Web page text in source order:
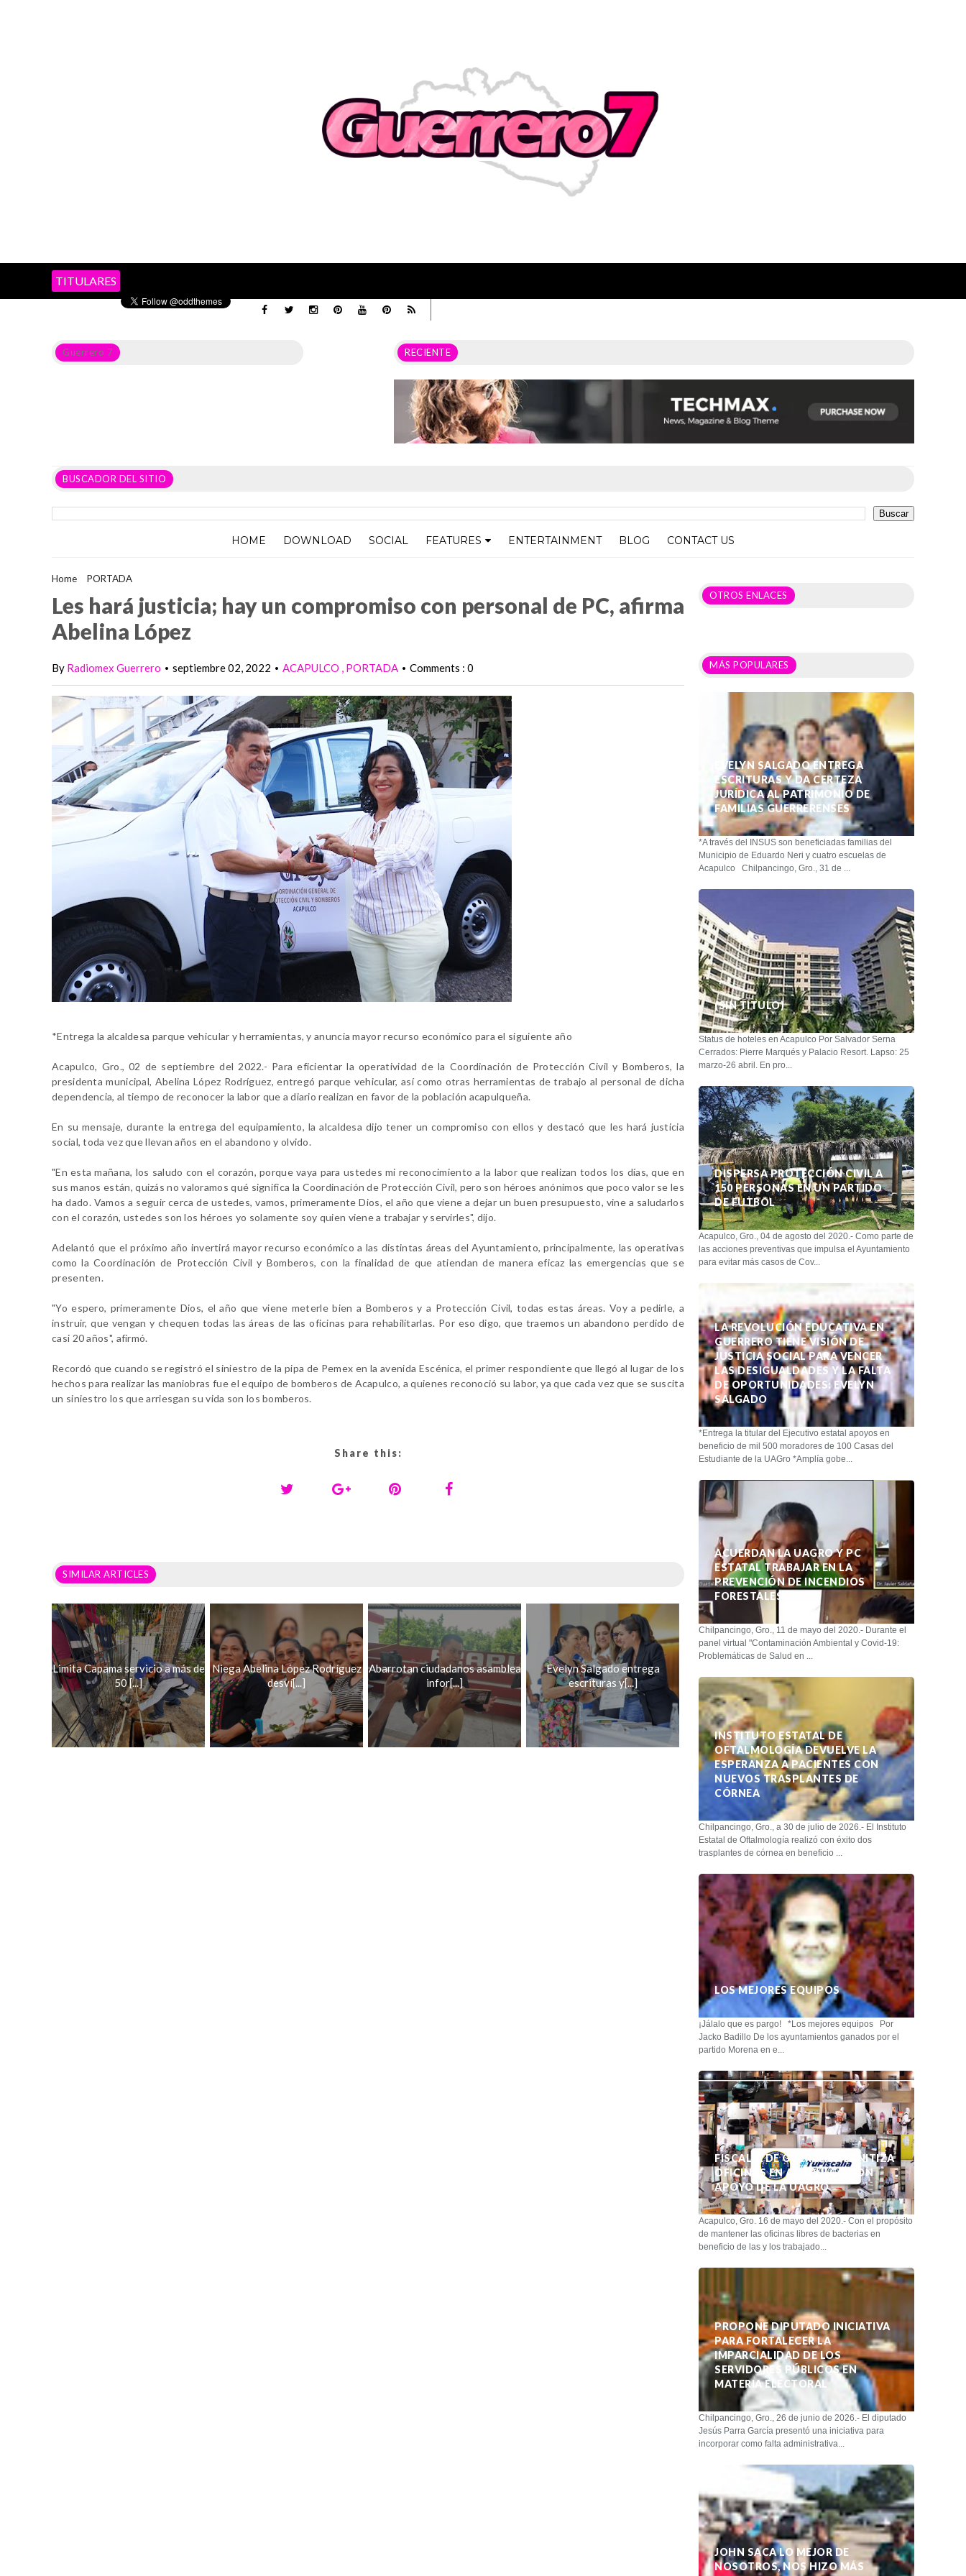
TITULARES
Guerrero 7 RECIENTE
BUSCADOR DEL SITIO
HOME DOWNLOAD SOCIAL FEATURES ENTERTAINMENT BLOG CONTACT US
Home PORTADA
Les hará justicia; hay un compromiso con personal de PC, afirma
Abelina López
By Radiomex Guerrero • septiembre 02, 2022 • ACAPULCO PORTADA • Comments : 0
*Entrega la alcaldesa parque vehicular y herramientas, y anuncia mayor recurso económico para el siguiente año
Acapulco, Gro., 02 de septiembre del 2022.- Para eficientar la operatividad de la Coordinación de Protección Civil y Bomberos, la
presidenta municipal, Abelina López Rodríguez, entregó parque vehicular, así como otras herramientas de trabajo al personal de dicha
dependencia, al tiempo de reconocer la labor que a diario realizan en favor de la población acapulqueña.
En su mensaje, durante la entrega del equipamiento, la alcaldesa dijo tener un compromiso con ellos y destacó que les hará justicia
social, toda vez que llevan años en el abandono y olvido.
"En esta mañana, los saludo con el corazón, porque vaya para ustedes mi reconocimiento a la labor que realizan todos los días, que en
sus manos están, quizás no valoramos qué significa la Coordinación de Protección Civil, pero son héroes anónimos que poco valor se les
ha dado. Vamos a seguir cerca de ustedes, vamos, primeramente Dios, el año que viene a dejar un buen presupuesto, vine a saludarlos
con el corazón, ustedes son los héroes yo solamente soy quien viene a trabajar y servirles", dijo.
Adelantó que el próximo año invertirá mayor recurso económico a las distintas áreas del Ayuntamiento, principalmente, las operativas
como la Coordinación de Protección Civil y Bomberos, con la finalidad de que atiendan de manera eficaz las emergencias que se
presenten.
"Yo espero, primeramente Dios, el año que viene meterle bien a Bomberos y a Protección Civil, todas estas áreas. Voy a pedirle, a
instruir, que vengan y chequen todas las áreas de las oficinas para rehabilitarlas. Por eso digo, que traemos un abandono perdido de
casi 20 años", afirmó.
Recordó que cuando se registró el siniestro de la pipa de Pemex en la avenida Escénica, el primer respondiente que llegó al lugar de los
hechos para realizar las maniobras fue el equipo de bomberos de Acapulco, a quienes reconoció su labor, ya que cada vez que se suscita
un siniestro los que arriesgan su vida son los bomberos.
Share this:
SIMILAR ARTICLES
Limita Capama servicio a más de
50 [...]
Niega Abelina López Rodríguez
desví[...]
Abarrotan ciudadanos asamblea
infor[...]
Evelyn Salgado entrega
escrituras y[...]
OTROS ENLACES
MÁS POPULARES
EVELYN SALGADO ENTREGA
ESCRITURAS Y DA CERTEZA
JURÍDICA AL PATRIMONIO DE
FAMILIAS GUERRERENSES
*A través del INSUS son beneficiadas familias del
Municipio de Eduardo Neri y cuatro escuelas de
Acapulco Chilpancingo, Gro., 31 de ...
(SIN TÍTULO)
Status de hoteles en Acapulco Por Salvador Serna
Cerrados: Pierre Marqués y Palacio Resort. Lapso: 25
marzo-26 abril. En pro...
DISPERSA PROTECCIÓN CIVIL A
150 PERSONAS EN UN PARTIDO
DE FUTBOL
Acapulco, Gro., 04 de agosto del 2020.- Como parte de
las acciones preventivas que impulsa el Ayuntamiento
para evitar más casos de Cov...
LA REVOLUCIÓN EDUCATIVA EN
GUERRERO TIENE VISIÓN DE
JUSTICIA SOCIAL PARA VENCER
LAS DESIGUALDADES Y LA FALTA
DE OPORTUNIDADES: EVELYN
SALGADO
*Entrega la titular del Ejecutivo estatal apoyos en
beneficio de mil 500 moradores de 100 Casas del
Estudiante de la UAGro *Amplía gobe...
ACUERDAN LA UAGRO Y PC
ESTATAL TRABAJAR EN LA
PREVENCIÓN DE INCENDIOS
FORESTALES
Chilpancingo, Gro., 11 de mayo del 2020.- Durante el
panel virtual "Contaminación Ambiental y Covid-19:
Problemáticas de Salud en ...
INSTITUTO ESTATAL DE
OFTALMOLOGÍA DEVUELVE LA
ESPERANZA A PACIENTES CON
NUEVOS TRASPLANTES DE
CÓRNEA
Chilpancingo, Gro., a 30 de julio de 2026.- El Instituto
Estatal de Oftalmología realizó con éxito dos
trasplantes de córnea en beneficio ...
LOS MEJORES EQUIPOS
¡Jálalo que es pargo! *Los mejores equipos Por
Jacko Badillo De los ayuntamientos ganados por el
partido Morena en e...
FISCALÍA DE GUERRERO SANITIZA
OFICINAS EN ACAPULCO CON
APOYO DE LA UAGRO
Acapulco, Gro. 16 de mayo del 2020.- Con el propósito
de mantener las oficinas libres de bacterias en
beneficio de las y los trabajado...
PROPONE DIPUTADO INICIATIVA
PARA FORTALECER LA
IMPARCIALIDAD DE LOS
SERVIDORES PÚBLICOS EN
MATERIA ELECTORAL
Chilpancingo, Gro., 26 de junio de 2026.- El diputado
Jesús Parra García presentó una iniciativa para
incorporar como falta administrativa...
JOHN SACA LO MEJOR DE
NOSOTROS, NOS HIZO MÁS